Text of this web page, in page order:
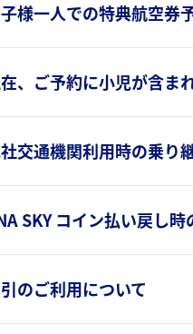
様一人での特典航空券
、ご予約に小児が含ま
交通機関利用時の乗り
SKY コイン払い戻し
のご利用について